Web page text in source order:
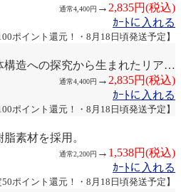
通常4,400円 → 2,835円(税込)
ｶｰﾄに入れる
ポイント還元！・8月18日頃発送予定】
構造への探究から生まれたリア…
通常4,400円 → 2,835円(税込)
ｶｰﾄに入れる
ポイント還元！・8月18日頃発送予定】
素材を採用。
通常2,200円 → 1,538円(税込)
ｶｰﾄに入れる
50ポイント還元！・8月18日頃発送予定】